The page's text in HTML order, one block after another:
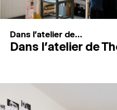
Dans l'atelier de...
Dans l’atelier de